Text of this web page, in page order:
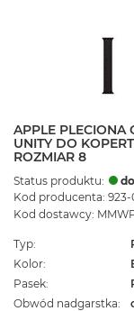
APPLE PLECIONA
UNITY DO
ROZMIAR 8
Status produktu:
Kod producenta: 923-
Kod dostawcy:
Typ
Kolor
Pasek
Obwód nadgarstka